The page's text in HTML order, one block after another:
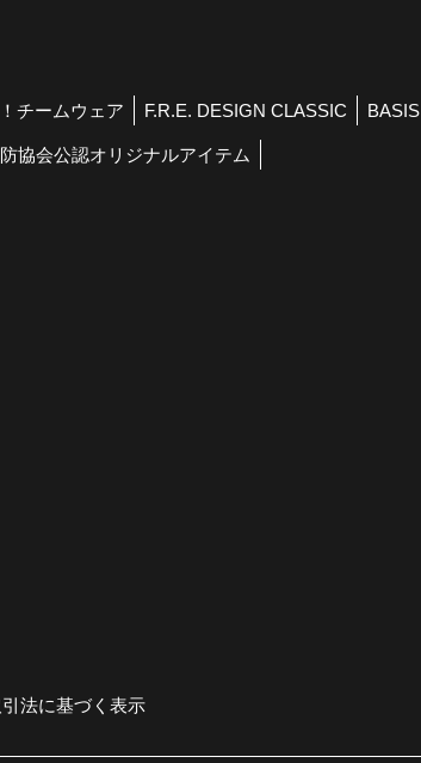
チームウェア F.R.E. DESIGN CLASSIC BASIS
協会公認オリジナルアイテム
法に基づく表示